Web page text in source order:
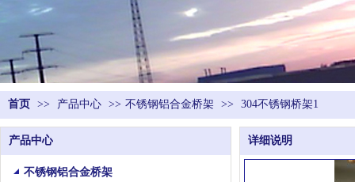
首页 >> 产品中心 >> 不锈钢铝合金桥架 >> 304不锈钢桥架1
产品中心
不锈钢铝合金桥架
详细说明